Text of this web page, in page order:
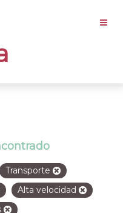
Transporte
Alta velocidad